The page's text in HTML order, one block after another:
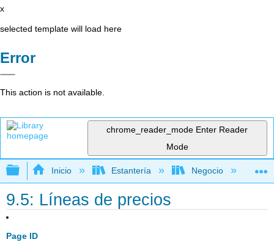
x
selected template will load here
Error
This action is not available.
chrome_reader_mode Enter Reader
Mode
Expandir/contraer jerarquía global
Inicio Estantería Negocio
9.5: Líneas de precios
Page ID